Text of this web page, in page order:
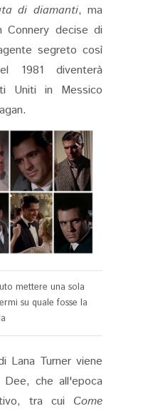
di diamanti, ma
Connery decise di
segreto così
1981 diventerà
Uniti in Messico
mettere una sola
su quale fosse la
Lana Turner viene
Dee, che all'epoca
tra cui Come